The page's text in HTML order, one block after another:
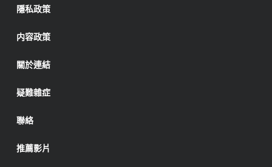
隱私政策
内容政策
關於連結
疑難雜症
聯絡
推薦影片